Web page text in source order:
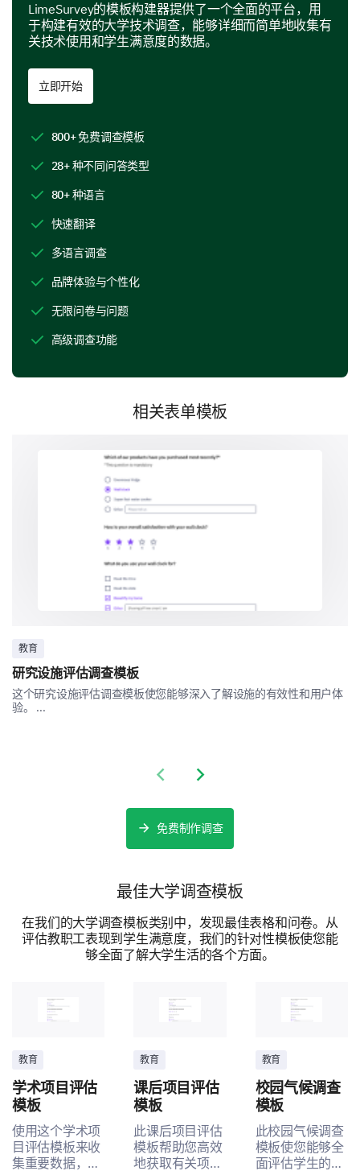
活动内容
帮助我们了解活动内容对您的影响。
活动中您认为最有价值的内容/主题是什么？
主旨演讲
互动环节
慈善案例研究
请分享关于活动内容和演示的额外评论。
您对活动的好处和有效性的看法。
您认为活动成功实现了提高意识的目标吗？
您对未来活动参与的想法。
您会考虑参加我们慈善机构组织的未来活动吗？
否
您有改善未来活动的建议吗？
LimeSurvey的模板构建器提供了一个全面的平台，用
于构建有效的大学技术调查，能够详细而简单地收集有
关技术使用和学生满意度的数据。
立即开始
800+ 免费调查模板
28+ 种不同问答类型
80+ 种语言
快速翻译
多语言调查
品牌体验与个性化
无限问卷与问题
高级调查功能
相关表单模板
教育
研究设施评估调查模板
这个研究设施评估调查模板使您能够深入了解设施的有效性和用户体
验。 ...
Previous slide
Next slide
免费制作调查
最佳大学调查模板
在我们的大学调查模板类别中，发现最佳表格和问卷。从
评估教职工表现到学生满意度，我们的针对性模板使您能
够全面了解大学生活的各个方面。
教育
学术项目评估
模板
使用这个学术项
目评估模板来收
集重要数据，旨
教育
课后项目评估
模板
此课后项目评估
模板帮助您高效
地获取有关项目
教育
校园气候调查
模板
此校园气候调查
模板使您能够全
面评估学生的体